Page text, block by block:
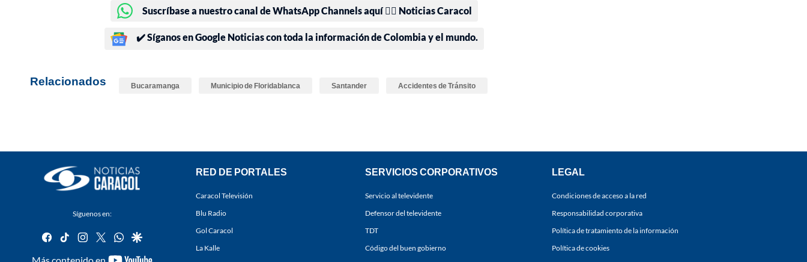
Suscríbase a nuestro canal de WhatsApp Channels aquí 👉🏻 Noticias Caracol
✔️ Síganos en Google Noticias con toda la información de Colombia y el mundo.
Relacionados Bucaramanga Municipio de Floridablanca Santander Accidentes de Tránsito
Síguenos en:
facebook
tiktok instagram
twitterwhatsapp
google
youtube-
RED DE PORTALES
Caracol Televisión
Blu Radio
Gol Caracol
La Kalle
SERVICIOS CORPORATIVOS
Servicio al televidente
Defensor del televidente
TDT
Código del buen gobierno
LEGAL
Condiciones de acceso a la red
Responsabilidad corporativa
Política de tratamiento de la información
Política de cookies